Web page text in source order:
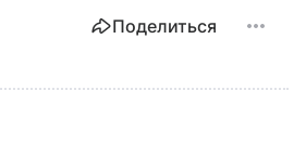
Поделиться